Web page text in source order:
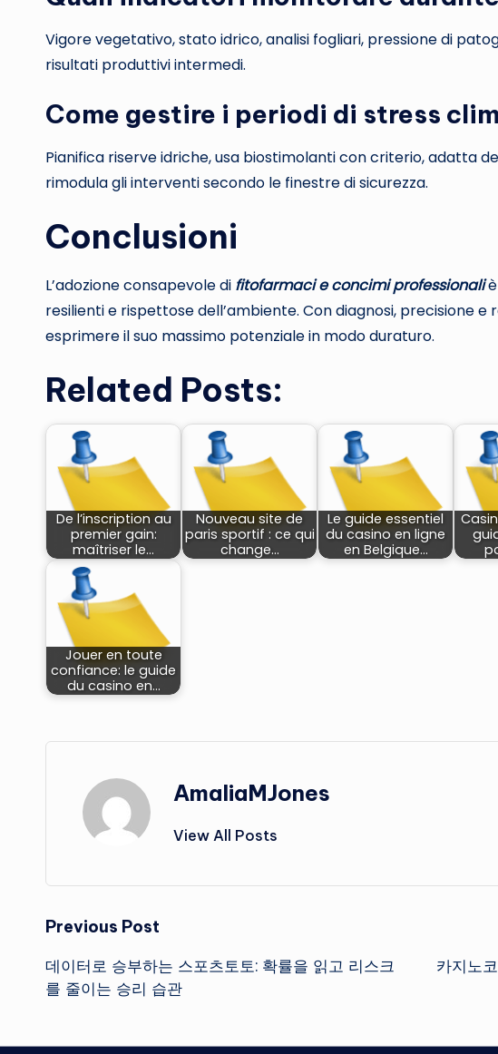
Vigore vegetativo, stato idrico, analisi fogliari, pressione di
risultati produttivi intermedi.
Come gestire i periodi di stress
Pianifica riserve idriche, usa biostimolanti con criterio, adatta
rimodula gli interventi secondo le finestre di sicurezza.
Conclusioni
L’adozione consapevole di fitofarmaci e concimi professionaliè
resilienti e rispettose dell’ambiente. Con diagnosi, precisione
esprimere il suo massimo potenziale in modo duraturo.
Related Posts:
De l’inscription au
premier gain:
maîtriser le…
Nouveau site de
paris sportif : ce qui
change…
Le guide essentiel
du casino en ligne
en Belgique…
Jouer en toute
confiance: le guide
du casino en…
AmaliaMJones
View All Posts
Post
navigation
Previous Post
데이터로 승부하는 스포츠토토: 확률을 읽고 리스크
를 줄이는 승리 습관
카지노